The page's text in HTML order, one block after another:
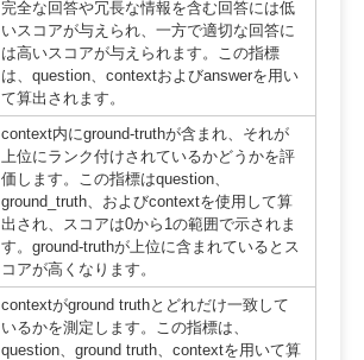
完全な回答や冗長な情報を含む回答には低
いスコアが与えられ、一方で適切な回答に
は高いスコアが与えられます。この指標
は、question、contextおよびanswerを用い
て算出されます。
context内にground-truthが含まれ、それが
上位にランク付けされているかどうかを評
価します。この指標はquestion、
ground_truth、およびcontextを使用して算
出され、スコアは0から1の範囲で示されま
す。ground-truthが上位に含まれているとス
コアが高くなります。
contextがground truthとどれだけ一致して
いるかを測定します。この指標は、
question、ground truth、contextを用いて算